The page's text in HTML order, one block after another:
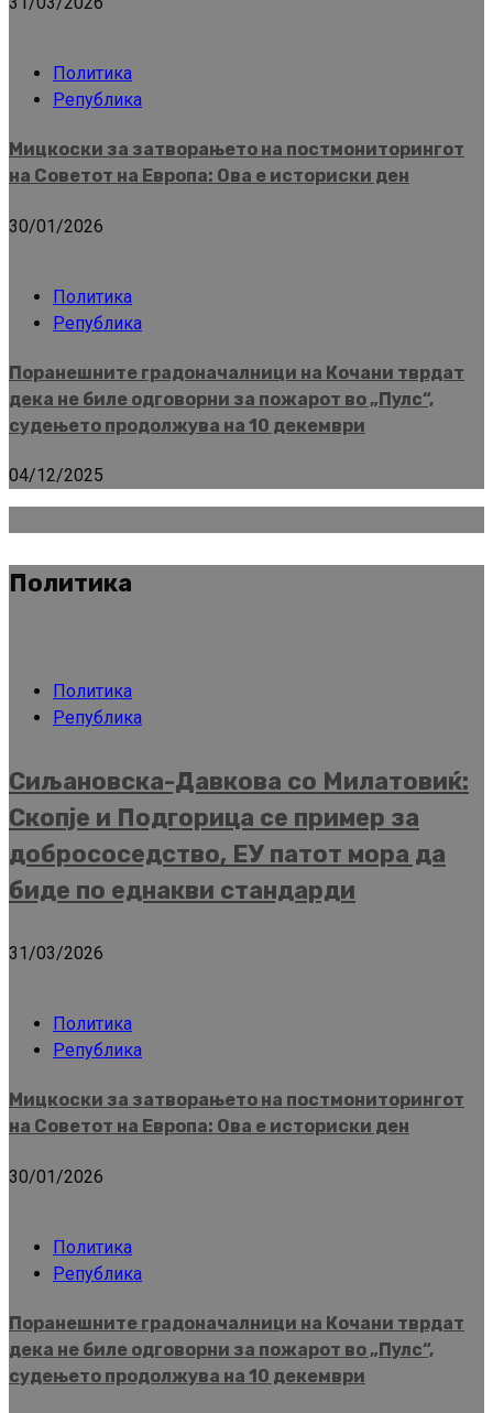
Политика
Република
Мицкоски за затворањето на постмониторингот
на Советот на Европа: Ова е историски ден
30/01/2026
Политика
Република
Поранешните градоначалници на Кочани тврдат
дека не биле одговорни за пожарот во „Пулс“,
судењето продолжува на 10 декември
04/12/2025
Политика
Политика
Република
Сиљановска-Давкова со Милатовиќ:
Скопје и Подгорица се пример за
добрососедство, ЕУ патот мора да
биде по еднакви стандарди
31/03/2026
Политика
Република
Мицкоски за затворањето на постмониторингот
на Советот на Европа: Ова е историски ден
30/01/2026
Политика
Република
Поранешните градоначалници на Кочани тврдат
дека не биле одговорни за пожарот во „Пулс“,
судењето продолжува на 10 декември